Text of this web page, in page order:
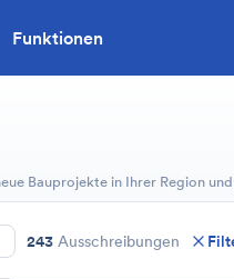
Funktionen
Bauprojekte in Ihrer Region
243 Ausschreibungen